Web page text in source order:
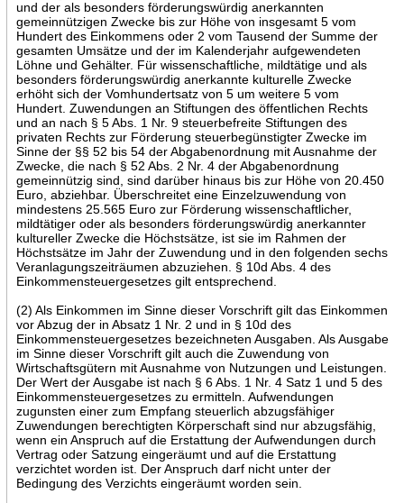
und der als besonders förderungswürdig anerkannten
gemeinnützigen Zwecke bis zur Höhe von insgesamt 5 vom
Hundert des Einkommens oder 2 vom Tausend der Summe der
gesamten Umsätze und der im Kalenderjahr aufgewendeten
Löhne und Gehälter. Für wissenschaftliche, mildtätige und als
besonders förderungswürdig anerkannte kulturelle Zwecke
erhöht sich der Vomhundertsatz von 5 um weitere 5 vom
Hundert. Zuwendungen an Stiftungen des öffentlichen Rechts
und an nach § 5 Abs. 1 Nr. 9 steuerbefreite Stiftungen des
privaten Rechts zur Förderung steuerbegünstigter Zwecke im
Sinne der §§ 52 bis 54 der Abgabenordnung mit Ausnahme der
Zwecke, die nach § 52 Abs. 2 Nr. 4 der Abgabenordnung
gemeinnützig sind, sind darüber hinaus bis zur Höhe von 20.450
Euro, abziehbar. Überschreitet eine Einzelzuwendung von
mindestens 25.565 Euro zur Förderung wissenschaftlicher,
mildtätiger oder als besonders förderungswürdig anerkannter
kultureller Zwecke die Höchstsätze, ist sie im Rahmen der
Höchstsätze im Jahr der Zuwendung und in den folgenden sechs
Veranlagungszeiträumen abzuziehen. § 10d Abs. 4 des
Einkommensteuergesetzes gilt entsprechend.
(2) Als Einkommen im Sinne dieser Vorschrift gilt das Einkommen
vor Abzug der in Absatz 1 Nr. 2 und in § 10d des
Einkommensteuergesetzes bezeichneten Ausgaben. Als Ausgabe
im Sinne dieser Vorschrift gilt auch die Zuwendung von
Wirtschaftsgütern mit Ausnahme von Nutzungen und Leistungen.
Der Wert der Ausgabe ist nach § 6 Abs. 1 Nr. 4 Satz 1 und 5 des
Einkommensteuergesetzes zu ermitteln. Aufwendungen
zugunsten einer zum Empfang steuerlich abzugsfähiger
Zuwendungen berechtigten Körperschaft sind nur abzugsfähig,
wenn ein Anspruch auf die Erstattung der Aufwendungen durch
Vertrag oder Satzung eingeräumt und auf die Erstattung
verzichtet worden ist. Der Anspruch darf nicht unter der
Bedingung des Verzichts eingeräumt worden sein.